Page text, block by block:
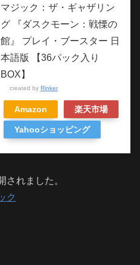
マジック：ザ・ギャザリン
グ 『ダスクモーン：戦慄の
館』 プレイ・ブースター 日
本語版 【36パック入り
BOX】
created by Rinker
Amazon 楽天市場
Yahooショッピング
されました。
ク